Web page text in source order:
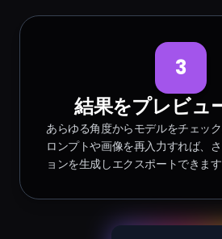
3
結果をプレビュ
あらゆる角度からモデルをチェッ
ロンプトや画像を再入力すれば、
ョンを生成しエクスポートできます